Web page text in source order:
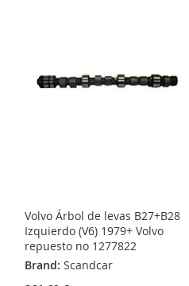
Volvo Árbol de levas B27+B28
Izquierdo (V6) 1979+ Volvo
repuesto no 1277822
Brand: Scandcar